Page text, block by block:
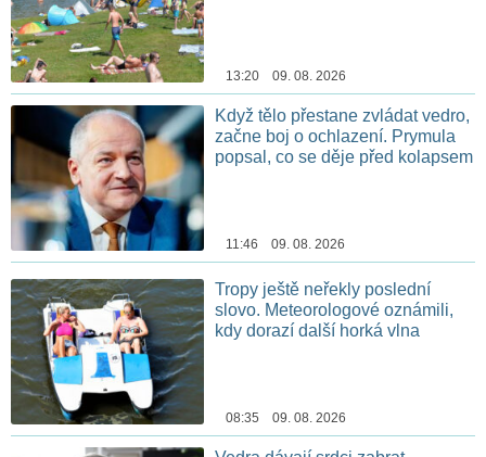
13:20 09. 08. 2026
Když tělo přestane zvládat vedro,
začne boj o ochlazení. Prymula
popsal, co se děje před kolapsem
11:46 09. 08. 2026
Tropy ještě neřekly poslední
slovo. Meteorologové oznámili,
kdy dorazí další horká vlna
08:35 09. 08. 2026